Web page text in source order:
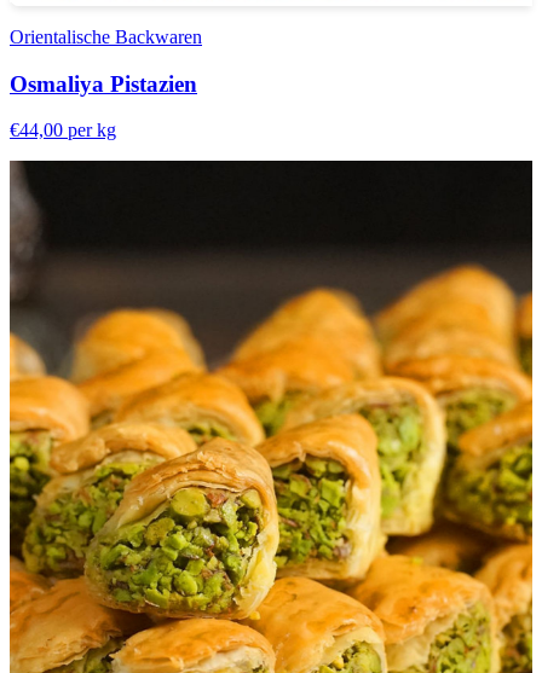
Orientalische Backwaren
Osmaliya Pistazien
€44,00 per kg